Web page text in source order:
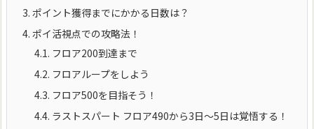
3. ポイント獲得までにかかる日数は？
4. ポイ活視点での攻略法！
4.1. フロア200到達まで
4.2. フロアループをしよう
4.3. フロア500を目指そう！
4.4. ラストスパート フロア490から3日～5日は覚悟する！